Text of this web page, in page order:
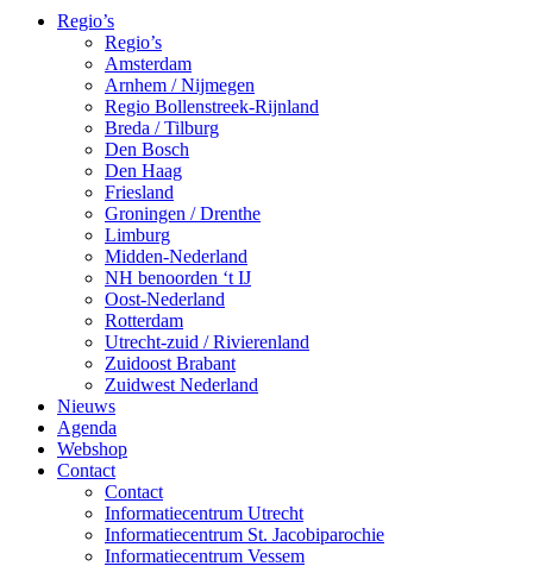
Regio’s
Regio’s
Amsterdam
Arnhem / Nijmegen
Regio Bollenstreek-Rijnland
Breda / Tilburg
Den Bosch
Den Haag
Friesland
Groningen / Drenthe
Limburg
Midden-Nederland
NH benoorden ‘t IJ
Oost-Nederland
Rotterdam
Utrecht-zuid / Rivierenland
Zuidoost Brabant
Zuidwest Nederland
Nieuws
Agenda
Webshop
Contact
Contact
Informatiecentrum Utrecht
Informatiecentrum St. Jacobiparochie
Informatiecentrum Vessem